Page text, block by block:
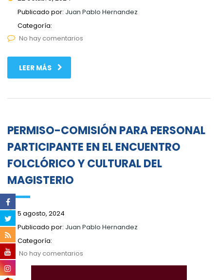
Publicado por: Juan Pablo Hernandez
Categoría:
No hay comentarios
LEER MÁS
PERMISO-COMISIÓN PARA PERSONAL
PARTICIPANTE EN EL ENCUENTRO
FOLCLÓRICO Y CULTURAL DEL
MAGISTERIO
5 agosto, 2024
Publicado por: Juan Pablo Hernandez
Categoría:
No hay comentarios